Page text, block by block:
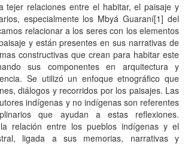
tejer relaciones entre el habitar, el paisaje y
especialmente los Mbyá Guaraní[1] del
relacionar a los seres con los elementos
y están presentes en sus narrativas de
constructivas que crean para habitar este
sus componentes en arquitectura y
Se utilizó un enfoque etnográfico que
diálogos y recorridos por los paisajes. Las
indígenas y no indígenas son referentes
que ayudan a estas reflexiones.
relación entre los pueblos indígenas y el
ligada a sus memorias, narrativas y